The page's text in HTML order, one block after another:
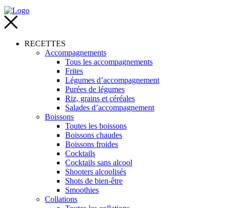
RECETTES
Accompagnements
Tous les accompagnements
Frites
Légumes d’accompagnement
Purées de légumes
Riz, grains et céréales
Salades d’accompagnement
Boissons
Toutes les boissons
Boissons chaudes
Boissons froides
Cocktails
Cocktails sans alcool
Shooters alcoolisés
Shots de bien-être
Smoothies
Collations